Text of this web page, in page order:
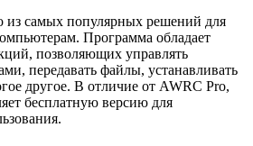
из самых популярных решений для
Программа обладает
позволяющих управлять
передавать файлы, устанавливать
другое. В отличие от AWRC Pro,
бесплатную версию для